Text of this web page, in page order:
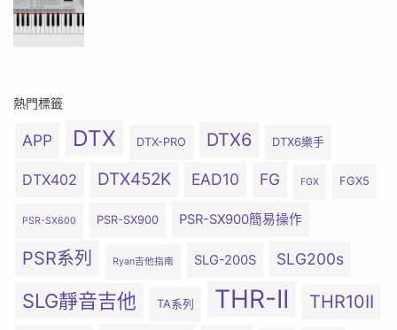
熱門標籤
APP DTX DTX-PRO DTX6 DTX6樂手
DTX402 DTX452K EAD10 FG FGX FGX5
PSR-SX600 PSR-SX900 PSR-SX900簡易操作
PSR系列 Ryan吉他指南 SLG-200S SLG200s
SLG靜音吉他 TA系列 THR-II THR10II